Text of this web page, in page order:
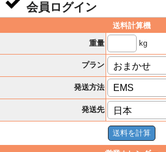
会員ログイン
送料計算機
重量
kg
プラン
発送方法
発送先